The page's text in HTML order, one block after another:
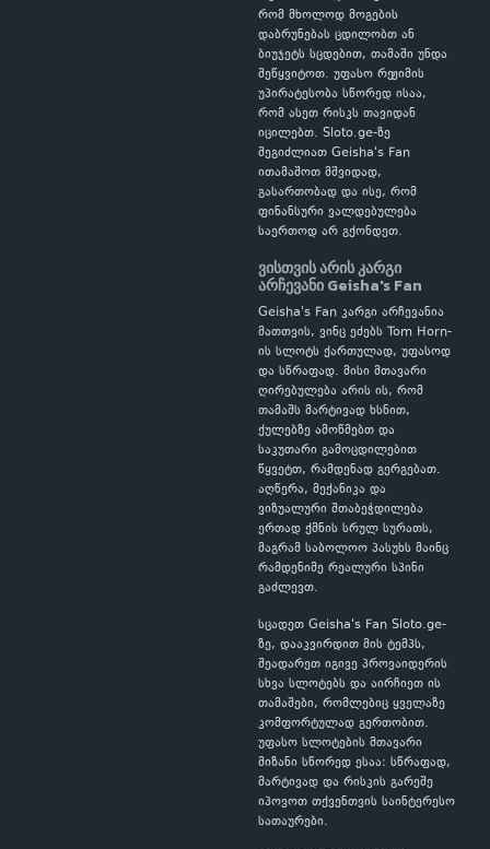
რომ მხოლოდ მოგების
დაბრუნებას ცდილობთ ან
ბიუჯეტს სცდებით, თამაში უნდა
შეწყვიტოთ. უფასო რეჟიმის
უპირატესობა სწორედ ისაა,
რომ ასეთ რისკს თავიდან
იცილებთ. Sloto.ge-ზე
შეგიძლიათ Geisha's Fan
ითამაშოთ მშვიდად,
გასართობად და ისე, რომ
ფინანსური ვალდებულება
საერთოდ არ გქონდეთ.
ვისთვის არის კარგი
არჩევანი Geisha's Fan
Geisha's Fan კარგი არჩევანია
მათთვის, ვინც ეძებს Tom Horn-
ის სლოტს ქართულად, უფასოდ
და სწრაფად. მისი მთავარი
ღირებულება არის ის, რომ
თამაშს მარტივად ხსნით,
ქულებზე ამოწმებთ და
საკუთარი გამოცდილებით
წყვეტთ, რამდენად გერგებათ.
აღწერა, მექანიკა და
ვიზუალური შთაბეჭდილება
ერთად ქმნის სრულ სურათს,
მაგრამ საბოლოო პასუხს მაინც
რამდენიმე რეალური სპინი
გაძლევთ.
სცადეთ Geisha's Fan Sloto.ge-
ზე, დააკვირდით მის ტემპს,
შეადარეთ იგივე პროვაიდერის
სხვა სლოტებს და აირჩიეთ ის
თამაშები, რომლებიც ყველაზე
კომფორტულად გერთობით.
უფასო სლოტების მთავარი
მიზანი სწორედ ესაა: სწრაფად,
მარტივად და რისკის გარეშე
იპოვოთ თქვენთვის საინტერესო
სათაურები.